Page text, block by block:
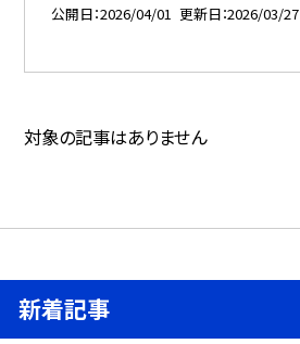
公開日 2026/04/01 更新日 2026/03/27
対象の記事はありません
新着記事